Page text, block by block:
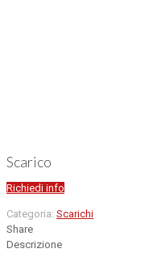
Scarico
Richiedi info
Categoria: Scarichi
Share
Descrizione